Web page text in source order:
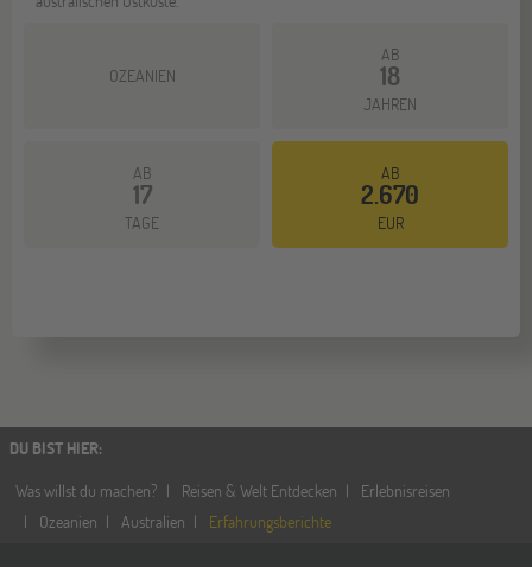
OZEANIEN
AB
18
JAHREN
AB
17
TAGE
AB
2.670
EUR
DU BIST HIER:
Was willst du machen?
Reisen & Welt Entdecken
Erlebnisreisen
Ozeanien
Australien Erfahrungsberichte